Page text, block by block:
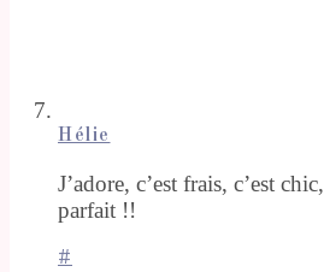
Hélie
J’adore, c’est frais, c’est chic,
parfait !!
#